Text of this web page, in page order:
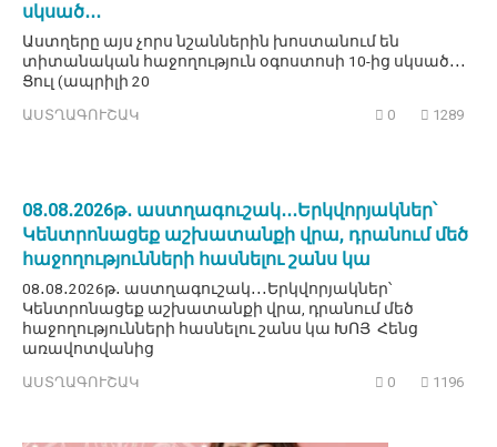
սկսած․․․
Աստղերը այս չորս նշաններին խոստանում են
տիտանական հաջողություն օգոստոսի 10-ից սկսած․․․
Ցուլ (ապրիլի 20
ԱՍՏՂԱԳՈՒՇԱԿ 0 1289
08․08․2026թ․ աստղագուշակ․․․Երկվորյակներ՝
Կենտրոնացեք աշխատանքի վրա, դրանում մեծ
հաջողությունների հասնելու շանս կա
08․08․2026թ․ աստղագուշակ․․․Երկվորյակներ՝
Կենտրոնացեք աշխատանքի վրա, դրանում մեծ
հաջողությունների հասնելու շանս կա ԽՈՅ Հենց
առավոտվանից
ԱՍՏՂԱԳՈՒՇԱԿ 0 1196